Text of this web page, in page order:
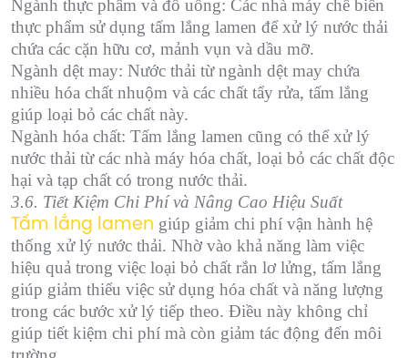
Ngành thực phẩm và đồ uống: Các nhà máy chế biến
thực phẩm sử dụng tấm lắng lamen để xử lý nước thải
chứa các cặn hữu cơ, mảnh vụn và dầu mỡ.
Ngành dệt may: Nước thải từ ngành dệt may chứa
nhiều hóa chất nhuộm và các chất tẩy rửa, tấm lắng
giúp loại bỏ các chất này.
Ngành hóa chất: Tấm lắng lamen cũng có thể xử lý
nước thải từ các nhà máy hóa chất, loại bỏ các chất độc
hại và tạp chất có trong nước thải.
3.6. Tiết Kiệm Chi Phí và Nâng Cao Hiệu Suất
Tấm lắng lamen giúp giảm chi phí vận hành hệ
thống xử lý nước thải. Nhờ vào khả năng làm việc
hiệu quả trong việc loại bỏ chất rắn lơ lửng, tấm lắng
giúp giảm thiểu việc sử dụng hóa chất và năng lượng
trong các bước xử lý tiếp theo. Điều này không chỉ
giúp tiết kiệm chi phí mà còn giảm tác động đến môi